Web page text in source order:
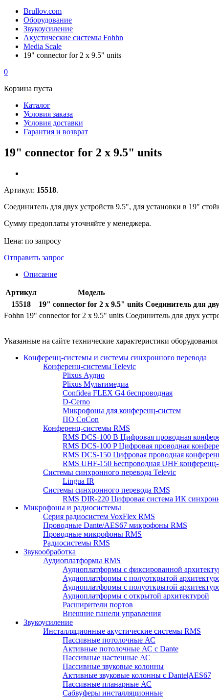
Brullov.com
Оборудование
Звукоусиление
Акустические системы Fohhn
Media Scale
19" connector for 2 x 9.5" units
0
Корзина пуста
Каталог
Условия заказа
Условия доставки
Гарантия и возврат
19" connector for 2 x 9.5" units
Артикул: 15518.
Cоединитель для двух устройств 9.5", для установки в 19"
Сумму предоплаты уточняйте у менеджера.
Цена: по запросу
Отправить запрос
Описание
Артикул
Модель
15518
19" connector for 2 x 9.5" units Cоединитель для
Fohhn 19" connector for 2 x 9.5" units Cоединитель для двух
Указанные на сайте технические характеристики
Конференц-системы и системы синхронного перевода
Конференц-системы Televic
Plixus Аудио
Plixus Мультимедиа
Confidea FLEX G4 беспроводная
D-Cerno
Микрофоны для конференц-систем
ПО CoCon
Конференц-системы RMS
RMS DCS-100 B Цифровая проводная
RMS DCS-100 P Цифровая проводная
RMS DCS-150 Цифровая проводная
RMS UHF-150 Беспроводная UHF конференц-
Системы синхронного перевода Televic
Lingua IR
Системы синхронного перевода RMS
RMS DIR-220 Цифровая система ИК
Микрофоны и радиосистемы
Серия радиосистем VoxFlex RMS
Проводные Dante/AES67 микрофоны RMS
Проводные микрофоны RMS
Радиосистемы RMS
Звукообработка
Аудиоплатформы RMS
Аудиоплатформы с фиксированной
Аудиоплатформы с полуоткрытой
Аудиоплатформы с полуоткрытой
Аудиоплатформы с открытой архитектурой
Расширители портов
Внешние панели управления
Звукоусиление
Инсталляционные акустические системы RMS
Пассивные потолочные АС
Активные потолочные АС с Dante
Пассивные настенные АС
Пассивные звуковые колонны
Активные звуковые колонны с Dante|AES67
Пассивные планарные АС
Сабвуферы инсталляционные